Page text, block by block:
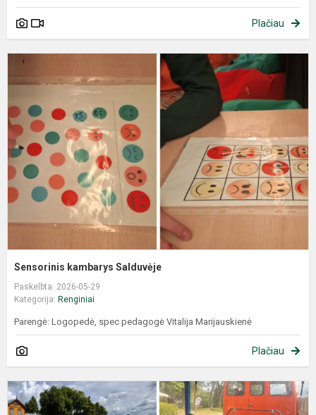
Plačiau
Sensorinis kambarys Salduvėje
Paskelbta: 2026-05-29
Kategorija: Renginiai
Parengė: Logopedė, spec pedagogė Vitalija Marijauskienė
Plačiau